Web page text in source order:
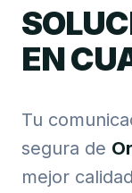
EN
Tu
segura de
mejor